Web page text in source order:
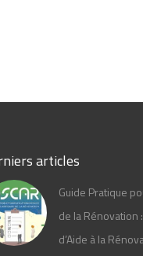
articles
Guide Pratique
de la Rénovation
d’Aide à la